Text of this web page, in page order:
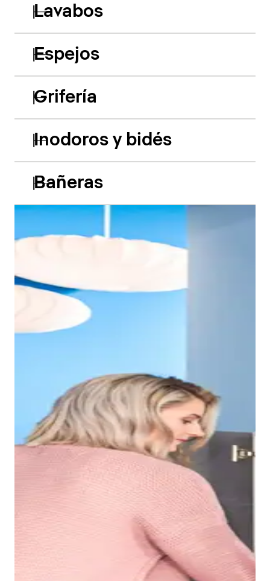
Lavabos
Gracias al borde estrecho del lavabo Duravit No.1, se
crea un seno interior muy espacioso en el que, por
ejemplo, se puede lavar el pelo sin problemas. La
Espejos
Grifería
Inodoros y bidés
Bañeras